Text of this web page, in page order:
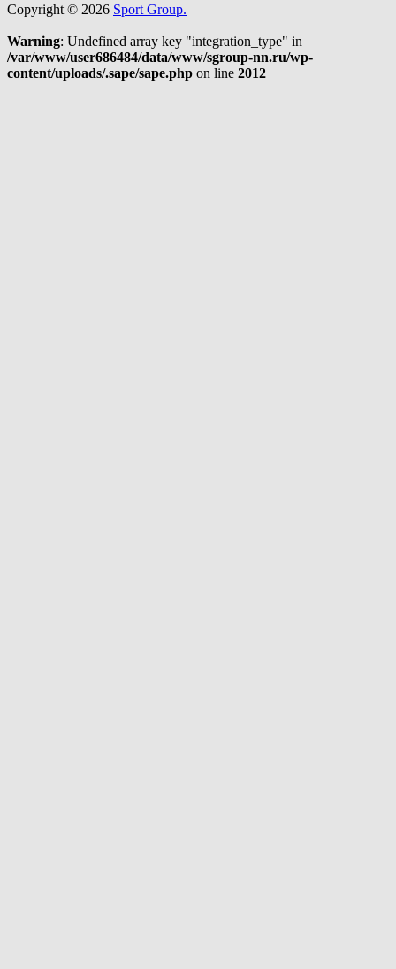
Copyright © 2026 Sport Group.
Warning: Undefined array key "integration_type" in
/var/www/user686484/data/www/sgroup-nn.ru/wp-
content/uploads/.sape/sape.php on line 2012